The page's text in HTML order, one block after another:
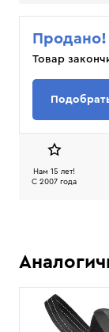
Продано!
Товар
Нам 15 лет!
C 2007 года